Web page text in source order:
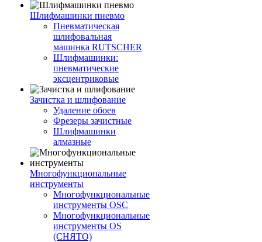
Шлифмашинки пневмо
Пневматическая
шлифовальная
машинка RUTSCHER
Шлифмашинки:
пневматические
эксцентриковые
Зачистка и шлифование
Удаление обоев
Фрезеры зачистные
Шлифмашинки
алмазные
Многофункциональные
инструменты
Многофункциональные
инструменты OSC
Многофункциональные
инструменты OS
(СНЯТО)